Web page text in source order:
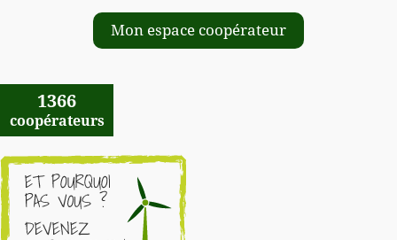
Mon espace coopérateur
1366
coopérateurs